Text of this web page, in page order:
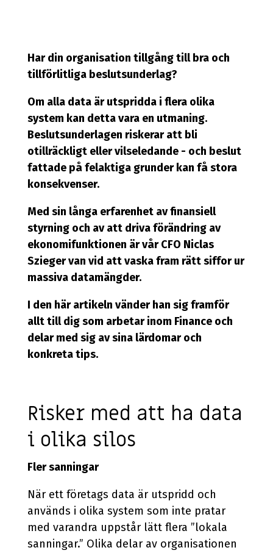
IT Governance
IT förstudie
Dataskydd och GDPR
GRC
Cloud hosting
Applikationsdrift och -support
Oracle events
Hybridmöten
AI
Har din organisation tillgång till bra och
tillförlitliga beslutsunderlag?
Om alla data är utspridda i flera olika
system kan detta vara en utmaning.
Beslutsunderlagen riskerar att bli
otillräckligt eller vilseledande - och beslut
fattade på felaktiga grunder kan få stora
konsekvenser.
Med sin långa erfarenhet av finansiell
styrning och av att driva förändring av
ekonomifunktionen är vår CFO Niclas
Szieger van vid att vaska fram rätt siffor ur
massiva datamängder.
I den här artikeln vänder han sig framför
allt till dig som arbetar inom Finance och
delar med sig av sina lärdomar och
konkreta tips.
Risker med att ha data
i olika silos
Fler sanningar
När ett företags data är utspridd och
används i olika system som inte pratar
med varandra uppstår lätt flera ”lokala
sanningar.” Olika delar av organisationen